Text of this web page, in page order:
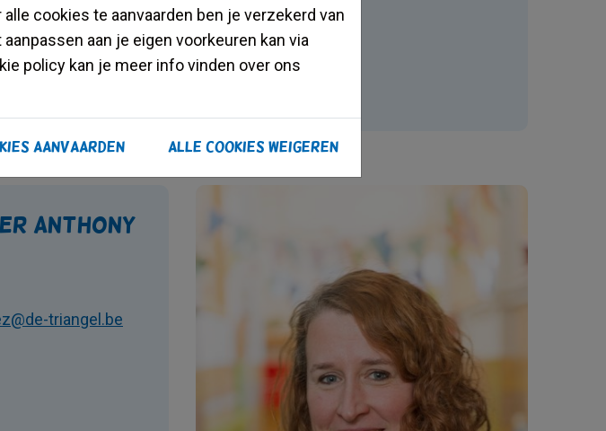
Anthony
triangel.be
cookies te aanvaarden ben je verzekerd van
aan je eigen voorkeuren kan via
policy kan je meer info vinden over ons
Alle cookies weigeren